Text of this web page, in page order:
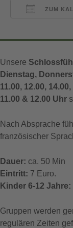
ZUM
Unsere
Dienstag,
11.00, 12.00,
11.00 & 12.00 Uhr
Nach Absprache
französischer
Dauer: ca. 50 Min
Eintritt: 7 Euro.
Kinder 6-12 Jahre:
Gruppen werden
regulären Zeiten